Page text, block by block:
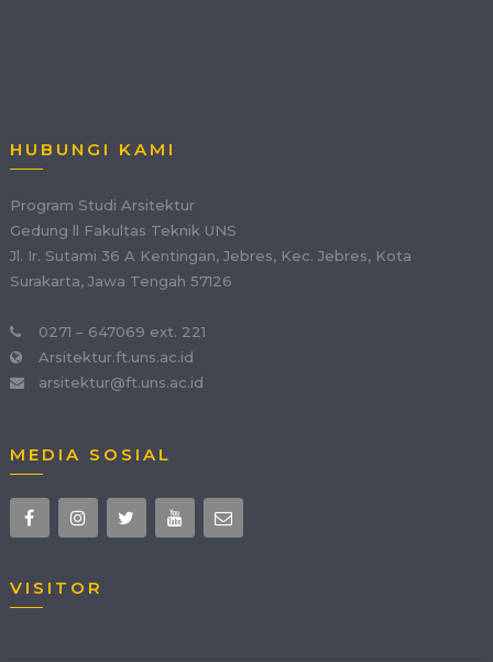
HUBUNGI KAMI
Program Studi Arsitektur
Gedung ll Fakultas Teknik UNS
Jl. Ir. Sutami 36 A Kentingan, Jebres, Kec. Jebres, Kota
Surakarta, Jawa Tengah 57126
0271 – 647069 ext. 221
Arsitektur.ft.uns.ac.id
arsitektur@ft.uns.ac.id
MEDIA SOSIAL
VISITOR